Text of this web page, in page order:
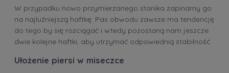
W przypadku nowo przymierzanego stanika zapinamy go
na najluźniejszą haftkę. Pas obwodu zawsze ma tendencję
do tego by się rozciągać i wtedy pozostaną nam jeszcze
dwie kolejne haftki, aby utrzymać odpowiednią stabilność.
Ułożenie piersi w miseczce